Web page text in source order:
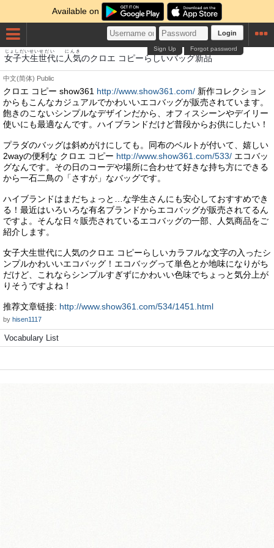
Available on
Login
Forgot password
Sign Up
女子大生
じょしだいせい
世代
せだい
に 人気
にんき
のクロエ コピーらしいバッグ新品
しんぴん
中文(简体) Public
クロエ コピー show361 http://www.show361.com/ 新作コレクション
からもこんなカジュアルでかわいいエコバッグが販売されています。
飽きのこないシンプルなデザインだから、オフィスシーンやデイリー
使いにも最適なんです。ハイブランドだけど普段からお供にしたい！
プラダのバッグは斜めがけにしても。同布のベルトが付いて、嬉しい
2wayの便利な クロエ コピー http://www.show361.com/533/ エコバッ
グなんです。その日のコーデや場所に合わせて好きな持ち方にできる
から一石二鳥の「さすが」なバッグです。
ハイブランドはまだちょっと…な学生さんにも安心しておすすめでき
る！最近はいろいろな有名ブランドからエコバッグが販売されてるん
ですよ。そんな日々販売されているエコバッグの一部、人気商品をご
紹介します。
女子大生世代に人気のクロエ コピーらしいカラフルな文字の入ったシ
ンプルかわいいエコバッグ！エコバッグって単色とか地味になりがち
だけど、これならシンプルすぎずにかわいい色味でちょっと気分上が
りそうですよね！
推荐文章链接: http://www.show361.com/534/1451.html
by hisen1117
Vocabulary List